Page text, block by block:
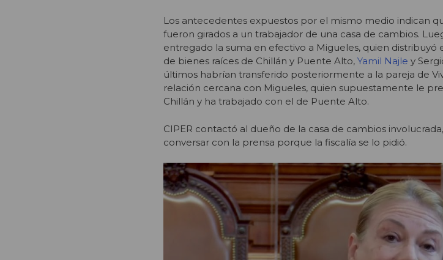
Los antecedentes expuestos por el mismo medio indican
fueron girados a un trabajador de una casa de cambios.
entregado la suma en efectivo a Migueles, quien
de bienes raíces de Chillán y Puente Alto, Yamil Najle y
últimos habrían transferido posteriormente a la pareja de
relación cercana con Migueles, quien supuestamente le
Chillán y ha trabajado con el de Puente Alto.
CIPER contactó al dueño de la casa de cambios
conversar con la prensa porque la fiscalía se lo pidió.